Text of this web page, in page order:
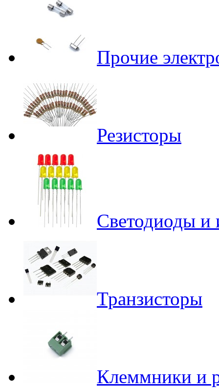
Прочие
Резисторы
Светодиоды и
Транзисторы
Клеммники и